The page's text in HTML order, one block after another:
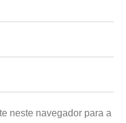
neste navegador para a